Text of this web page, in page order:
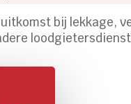
bij lekkage,